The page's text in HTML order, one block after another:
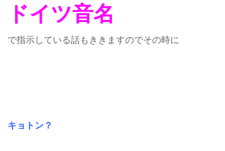
ドイツ音名
で指示している話もききますのでその時に
キョトン？